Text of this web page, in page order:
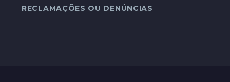
RECLAMAÇÕES OU DENÚNCIAS